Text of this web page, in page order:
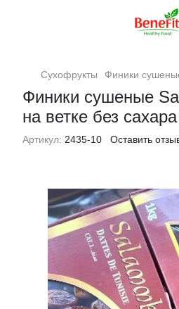
Сухофрукты Финики
Финики сушеные
на ветке без
Артикул: 2435-10 Оставить